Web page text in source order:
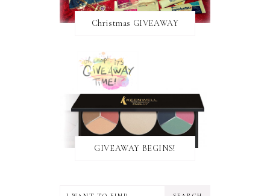
Christmas GIVEAWAY
GIVEAWAY BEGINS!